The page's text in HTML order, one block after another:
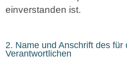
einverstanden ist.
2. Name und Anschrift des für
Verantwortlichen